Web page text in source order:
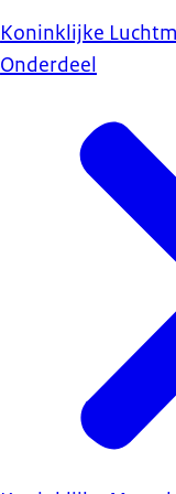
Koninklijke
Onderdeel